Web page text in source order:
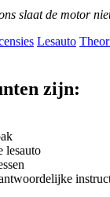
slaat de motor
Lesauto
zijn:
lesauto